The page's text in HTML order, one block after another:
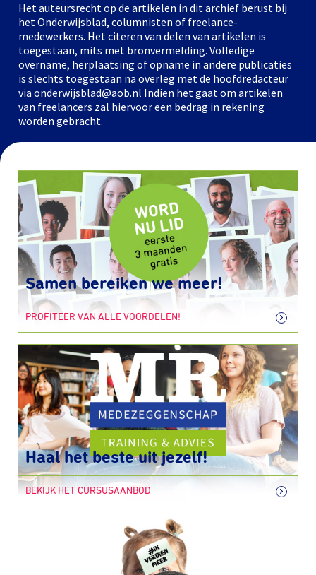
Het auteursrecht op de artikelen in dit archief berust bij
het Onderwijsblad, columnisten of freelance-
medewerkers. Het citeren van delen van artikelen is
toegestaan, mits met bronvermelding. Volledige
overname, herplaatsing of opname in andere publicaties
is slechts toegestaan na overleg met de hoofdredacteur
via onderwijsblad@aob.nl Indien het gaat om artikelen
van freelancers zal hiervoor een bedrag in rekening
worden gebracht.
Samen bereiken we meer!
PROFITEER VAN ALLE VOORDELEN!
Haal het beste uit jezelf!
BEKIJK HET CURSUSAANBOD